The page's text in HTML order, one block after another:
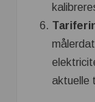
aktuelle